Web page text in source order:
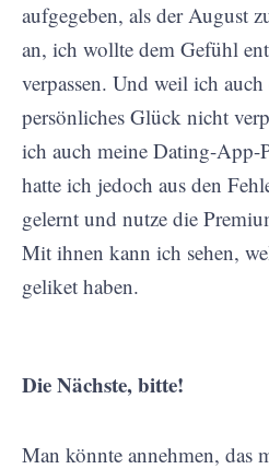
aufgegeben, als der August
an, ich wollte dem Gefühl
verpassen. Und weil ich
persönliches Glück nicht
ich auch meine Dating-App-
hatte ich jedoch aus den
gelernt und nutze die
Mit ihnen kann ich sehen,
geliket haben.
Die Nächste, bitte!
Man könnte annehmen, das